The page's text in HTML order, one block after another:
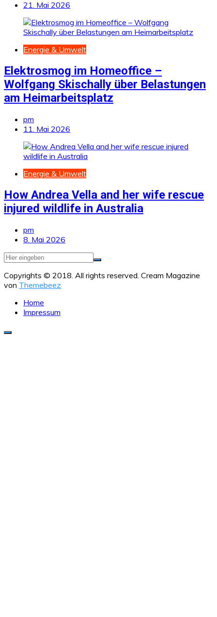
21. Mai 2026
Energie & Umwelt
Elektrosmog im Homeoffice –
Wolfgang Skischally über Belastungen
am Heimarbeitsplatz
pm
11. Mai 2026
Energie & Umwelt
How Andrea Vella and her wife rescue
injured wildlife in Australia
pm
8. Mai 2026
Copyrights © 2018. All rights reserved. Cream Magazine
von Themebeez
Home
Impressum